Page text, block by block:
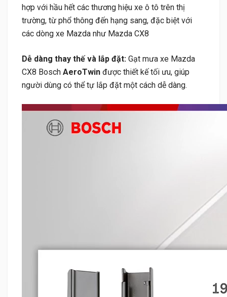
hợp với hầu hết các thương hiệu xe ô tô trên thị
trường, từ phổ thông đến hạng sang, đặc biệt với
các dòng xe Mazda như Mazda CX8
Dễ dàng thay thế và lắp đặt: Gạt mưa xe Mazda
CX8 Bosch AeroTwin được thiết kế tối ưu, giúp
người dùng có thể tự lắp đặt một cách dễ dàng.